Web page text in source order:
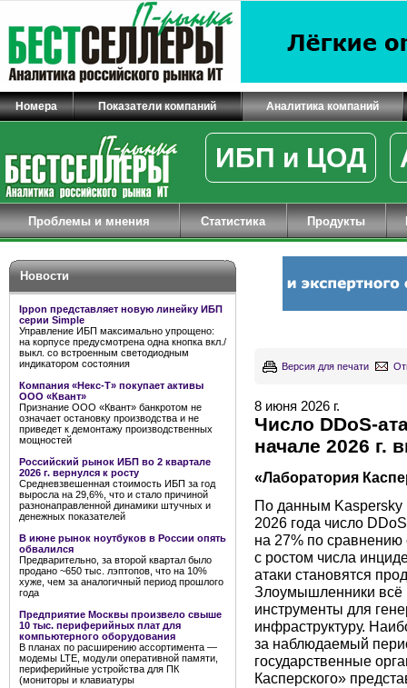
Номера Показатели компаний Аналитика компаний
ИБП и ЦОД
Проблемы и мнения Статистика Продукты
Новости
Ippon представляет новую линейку ИБП
серии Simple
Управление ИБП максимально упрощено:
на корпусе предусмотрена одна кнопка вкл./
выкл. со встроенным светодиодным
индикатором состояния
Компания «Некс-Т» покупает активы
ООО «Квант»
Признание ООО «Квант» банкротом не
означает остановку производства и не
приведет к демонтажу производственных
мощностей
Российский рынок ИБП во 2 квартале
2026 г. вернулся к росту
Средневзвешенная стоимость ИБП за год
выросла на 29,6%, что и стало причиной
разнонаправленной динамики штучных и
денежных показателей
В июне рынок ноутбуков в России опять
обвалился
Предварительно, за второй квартал было
продано ~650 тыс. лэптопов, что на 10%
хуже, чем за аналогичный период прошлого
года
Предприятие Москвы произвело свыше
10 тыс. периферийных плат для
компьютерного оборудования
В планах по расширению ассортимента —
модемы LTE, модули оперативной памяти,
периферийные устройства для ПК
(мониторы и клавиатуры
Версия для печати
8 июня 2026 г.
Число DDoS-
начале 2026 г.
«Лаборатория
По данным Kaspersky
2026 года число
на 27% по
с ростом числа
атаки становятся
Злоумышленники
инструменты для
инфраструктуру.
за наблюдаемый
государственные
Касперского»